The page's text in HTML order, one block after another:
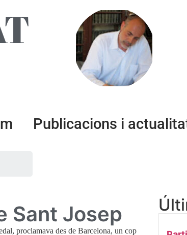
Publicacions i
Sant Josep
proclamava des de Barcelona, un cop